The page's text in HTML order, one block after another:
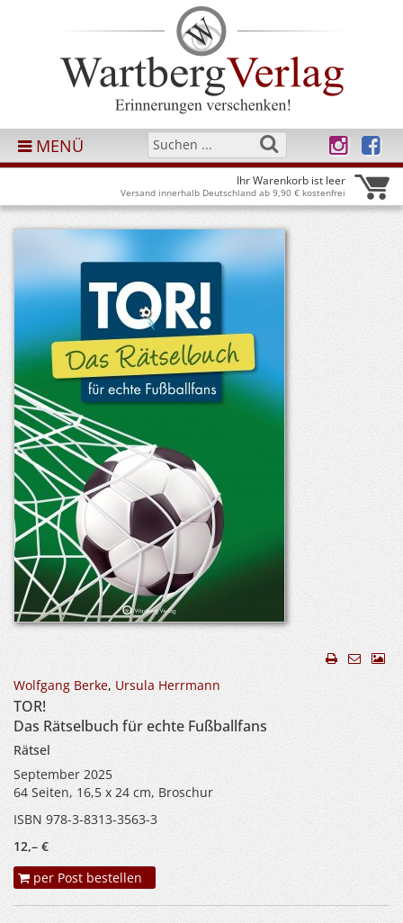
MENÜ
Ihr Warenkorb ist leer
Versand innerhalb Deutschland ab 9,90 € kostenfrei
Wolfgang Berke, Ursula Herrmann
TOR!
Das Rätselbuch für echte Fußballfans
Rätsel
September 2025
64 Seiten, 16,5 x 24 cm, Broschur
ISBN 978-3-8313-3563-3
12,– €
per Post bestellen